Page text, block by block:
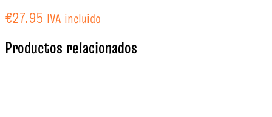
€27.95 IVA incluido
Productos relacionados